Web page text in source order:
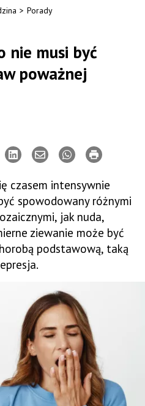
> Porady
nie musi być
poważnej
czasem intensywnie
spowodowany różnymi
jak nuda,
ziewanie może być
podstawową, taką